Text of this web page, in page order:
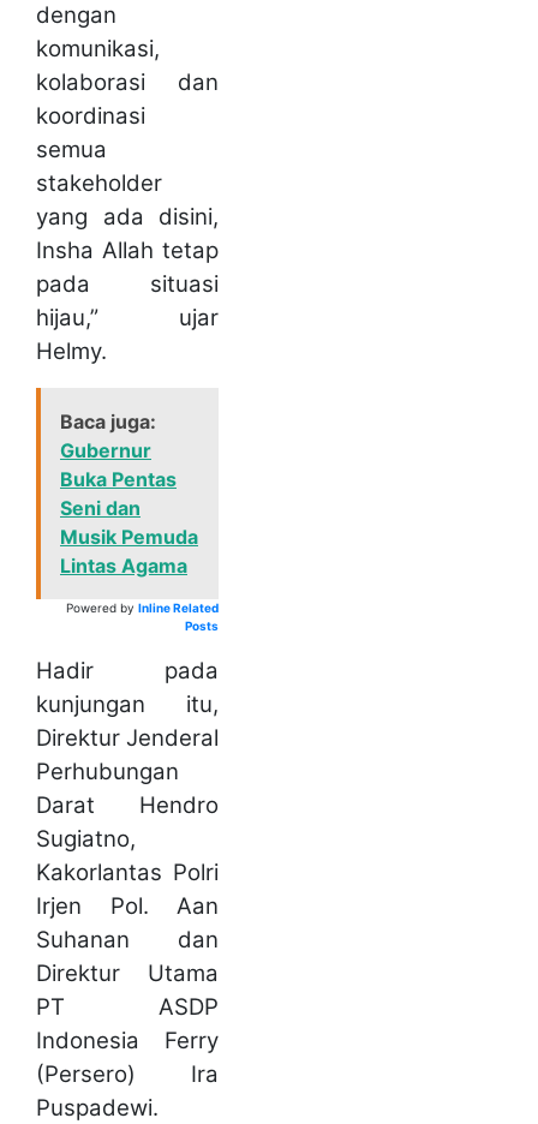
dengan
komunikasi,
kolaborasi dan
koordinasi
semua
stakeholder
yang ada disini,
Insha Allah tetap
pada situasi
hijau,” ujar
Helmy.
Baca juga:
Gubernur
Buka Pentas
Seni dan
Musik Pemuda
Lintas Agama
Powered by Inline Related
Posts
Hadir pada
kunjungan itu,
Direktur Jenderal
Perhubungan
Darat Hendro
Sugiatno,
Kakorlantas Polri
Irjen Pol. Aan
Suhanan dan
Direktur Utama
PT ASDP
Indonesia Ferry
(Persero) Ira
Puspadewi.